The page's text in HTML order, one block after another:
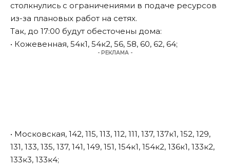
столкнулись с ограничениями в подаче ресурсов
из-за плановых работ на сетях.
Так, до 17:00 будут обесточены дома:
• Кожевенная, 54к1, 54к2, 56, 58, 60, 62, 64;
- РЕКЛАМА -
• Московская, 142, 115, 113, 112, 111, 137, 137к1, 152, 129,
131, 133, 135, 137, 141, 149, 151, 154к1, 154к2, 136к1, 133к2,
133к3, 133к4;